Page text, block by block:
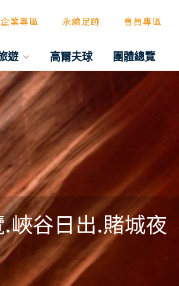
企業專區 永續足跡 會員專區
遊 高爾夫球 團體總覽
峽谷日出.賭城夜